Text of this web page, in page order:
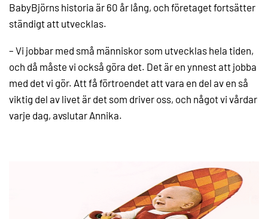
BabyBjörns historia är 60 år lång, och företaget fortsätter
ständigt att utvecklas.
– Vi jobbar med små människor som utvecklas hela tiden,
och då måste vi också göra det. Det är en ynnest att jobba
med det vi gör. Att få förtroendet att vara en del av en så
viktig del av livet är det som driver oss, och något vi vårdar
varje dag, avslutar Annika.